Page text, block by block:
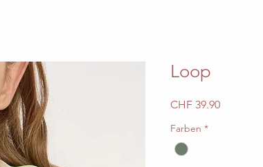
Loop
CHF 39.90Preis
Farben *